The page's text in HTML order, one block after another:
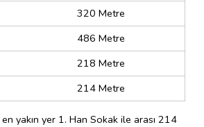
320 Metre
486 Metre
218 Metre
214 Metre
en yakın yer 1. Han Sokak ile arası 214